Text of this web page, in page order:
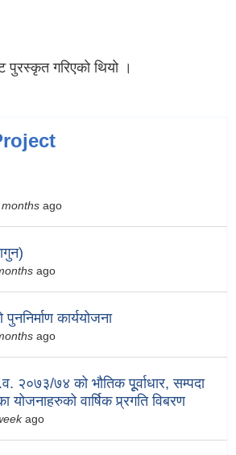
पुरस्कृत गरिएको थियो ।
ago
ago
कार्ययोजना
ago
२०७३/७४ को भौतिक पूूर्वाधार, सम्पदा
योजनाहरुको वार्षिक प्र्रगति विबरण
ago